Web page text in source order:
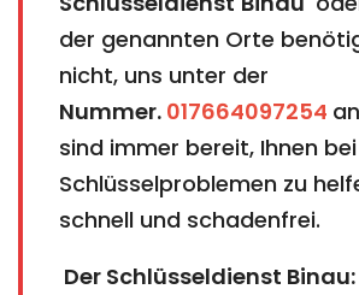
der genannten Orte
nicht, uns unter der
Nummer. 017664097254
sind immer bereit, Ihnen
Schlüsselproblemen zu
schnell und schadenfrei.
Der Schlüsseldienst